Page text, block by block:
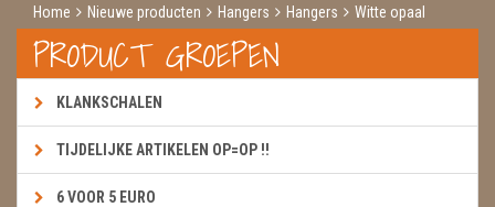
Home Nieuwe producten Hangers Hangers Witte opaal
PRODUCT GROEPEN
KLANKSCHALEN
TIJDELIJKE ARTIKELEN OP=OP !!
6 VOOR 5 EURO